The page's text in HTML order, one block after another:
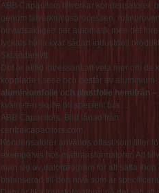
ABB Capacitors tillverkar kondensatorer,
genom tillverkningsprocessen,
huvudsakligen per automatik men det
lyckats hålla kvar sådan industriell
Skräddarsytt.
Det är alltid intressant att veta mer om
kopplade i serie och består av
aluminiumfolie och plastfolie hemifrån
kvaliteten skulle bli speciellt bra…
ABB Capacitors. Bild lånad från:
centralcapacitors.com
Kondensatorer används oftast som filter
exempelvis hos mättransformatorer. Att
man sig av datorprogram för att sätta
balanserad till den nivå som är